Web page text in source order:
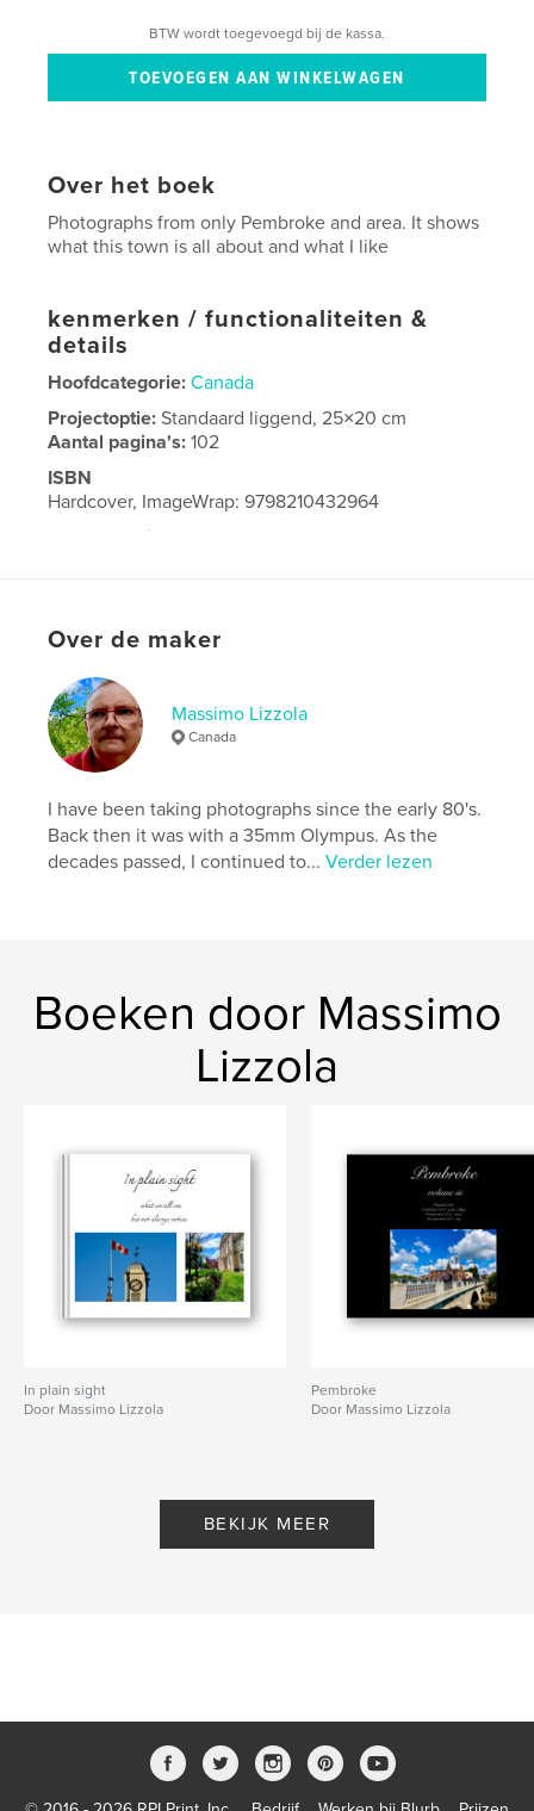
BTW wordt toegevoegd bij de kassa.
Over het boek
Photographs from only Pembroke and area. It shows
what this town is all about and what I like
kenmerken / functionaliteiten &
details
Hoofdcategorie: Canada
Projectoptie:Standaard liggend, 25×20 cm
Aantal pagina's:102
ISBN
Hardcover, ImageWrap: 9798210432964
Datum publiceren:
Over de maker
Massimo Lizzola
Canada
I have been taking photographs since the early 80's.
Back then it was with a 35mm Olympus. As the
decades passed, I continued to...Verder lezen
Boeken door Massimo
Lizzola
In plain sight
Door Massimo Lizzola
Pembroke
Door Massimo Lizzola
BEKIJK MEER